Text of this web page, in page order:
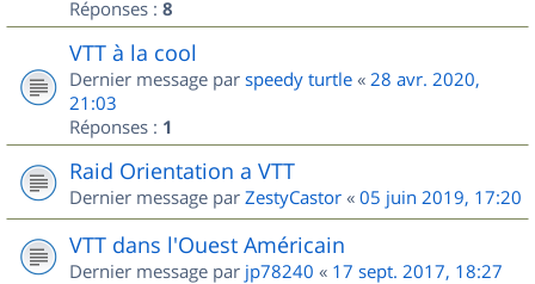
Réponses : 8
VTT à la cool
Dernier message par speedy turtle « 28 avr. 2020,
21:03
Réponses : 1
Raid Orientation a VTT
Dernier message par ZestyCastor « 05 juin 2019, 17:20
VTT dans l'Ouest Américain
Dernier message par jp78240 « 17 sept. 2017, 18:27